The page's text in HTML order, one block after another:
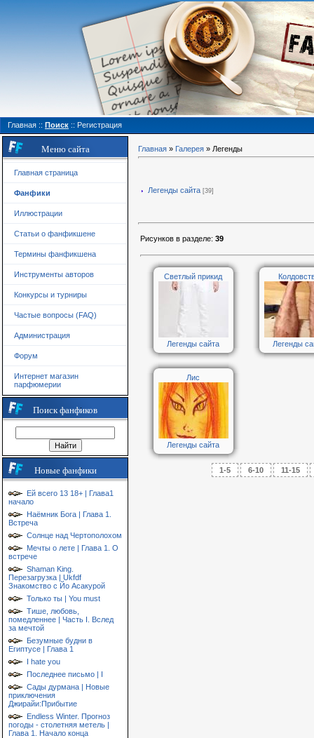
Главная :: Поиск :: Регистрация
Меню сайта
Главная страница
Фанфики
Иллюстрации
Статьи о фанфикшене
Термины фанфикшена
Инструменты авторов
Конкурсы и турниры
Частые вопросы (FAQ)
Администрация
Форум
Интернет магазин
парфюмерии
Поиск фанфиков
Новые фанфики
Ей всего 13 18+ | Глава1
начало
Наёмник Бога | Глава 1.
Встреча
Солнце над Чертополохом
Мечты о лете | Глава 1. О
встрече
Shaman King.
Перезагрузка | Ukfdf
Знакомство с Йо Асакурой
Только ты | You must
Тише, любовь,
помедленнее | Часть I. Вслед
за мечтой
Безумные будни в
Египтусе | Глава 1
I hate you
Последнее письмо | I
Сады дурмана | Новые
приключения
Джирайи:Прибытие
Endless Winter. Прогноз
погоды - столетняя метель |
Глава 1. Начало конца
Главная » Галерея » Легенды
Легенды сайта [39]
Рисунков в разделе: 39
Светлый прикид
Легенды сайта Легенды
Лис
Легенды сайта
1-5 6-10 11-15